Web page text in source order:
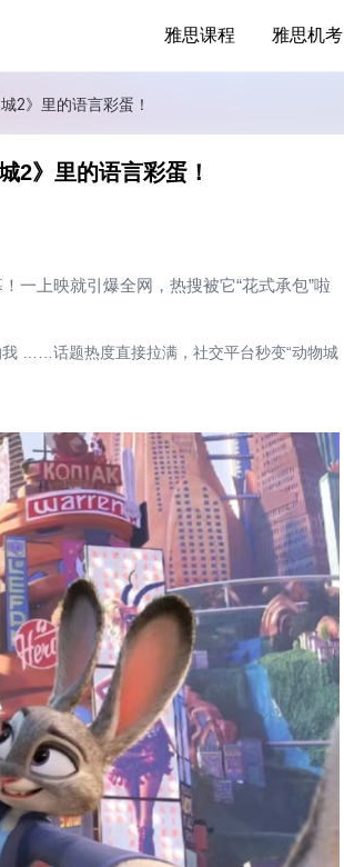
雅思课程 雅思机考
2》里的语言彩蛋！
2》里的语言彩蛋！
一上映就引爆全网，热搜被它“花式承包”啦
……话题热度直接拉满，社交平台秒变“动物城